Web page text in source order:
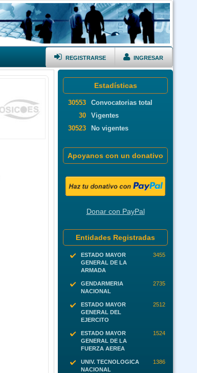
INGRESAR
REGISTRARSE
Estadísticas
30553
Convocatorias total
30
Vigentes
30523
No vigentes
Apoyanos con un donativo
Donar con PayPal
Entidades Registradas
ESTADO MAYOR
GENERAL DE LA
ARMADA
3455
GENDARMERIA
NACIONAL
2735
ESTADO MAYOR
GENERAL DEL
EJERCITO
2512
ESTADO MAYOR
GENERAL DE LA
FUERZA AEREA
1524
UNIV. TECNOLOGICA
NACIONAL
1386